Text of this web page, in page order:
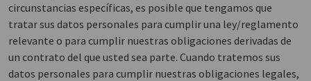
circunstancias específicas, es posible que tengamos que
tratar sus datos personales para cumplir una ley/reglamento
relevante o para cumplir nuestras obligaciones derivadas de
un contrato del que usted sea parte. Cuando tratemos sus
datos personales para cumplir nuestras obligaciones legales,